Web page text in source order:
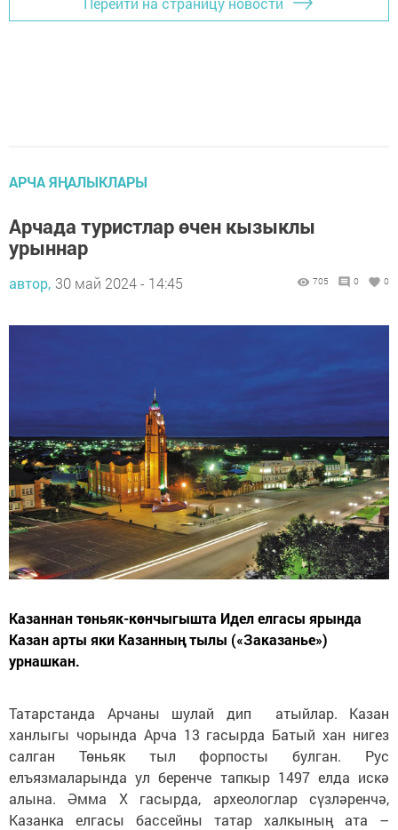
АРЧА ЯҢАЛЫКЛАРЫ
Арчада туристлар өчен кызыклы
урыннар
автор, 30 май 2024 - 14:45 705 0 0
Казаннан төньяк-көнчыгышта Идел елгасы ярында
Казан арты яки Казанның тылы («Заказанье»)
урнашкан.
Татарстанда Арчаны шулай дип атыйлар. Казан
ханлыгы чорында Арча 13 гасырда Батый хан нигез
салган Төньяк тыл форпосты булган. Рус
елъязмаларында ул беренче тапкыр 1497 елда искә
алына. Әмма Х гасырда, археологлар сүзләренчә,
Казанка елгасы бассейны татар халкының ата –